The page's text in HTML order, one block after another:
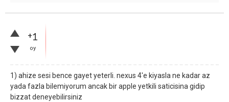
+1
oy
1) ahize sesi bence gayet yeterli. nexus 4'e kiyasla ne kadar az
yada fazla bilemiyorum ancak bir apple yetkili saticisina gidip
bizzat deneyebilirsiniz